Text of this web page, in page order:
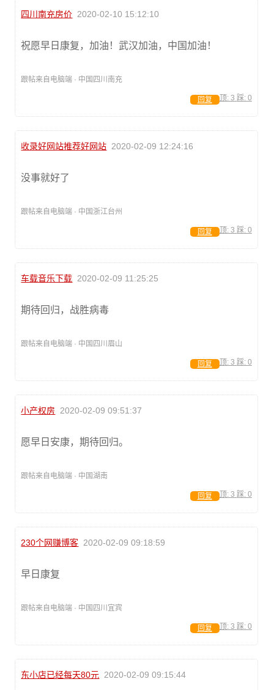
四川南充房价 2020-02-10 15:12:10
祝愿早日康复，加油！武汉加油，中国加油！
跟帖来自电脑端 · 中国四川南充
顶: 3 踩: 0
回复
收录好网站推荐好网站 2020-02-09 12:24:16
没事就好了
跟帖来自电脑端 · 中国浙江台州
顶: 3 踩: 0
回复
车载音乐下载 2020-02-09 11:25:25
期待回归，战胜病毒
跟帖来自电脑端 · 中国四川眉山
顶: 3 踩: 0
回复
小产权房 2020-02-09 09:51:37
愿早日安康，期待回归。
跟帖来自电脑端 · 中国湖南
顶: 3 踩: 0
回复
230个网赚博客 2020-02-09 09:18:59
早日康复
跟帖来自电脑端 · 中国四川宜宾
顶: 3 踩: 0
回复
东小店已经每天80元 2020-02-09 09:15:44